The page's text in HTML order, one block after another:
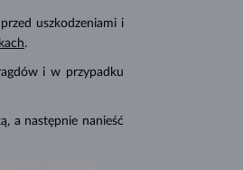
uszkodzeniami i
.
i w przypadku
a następnie nanieść